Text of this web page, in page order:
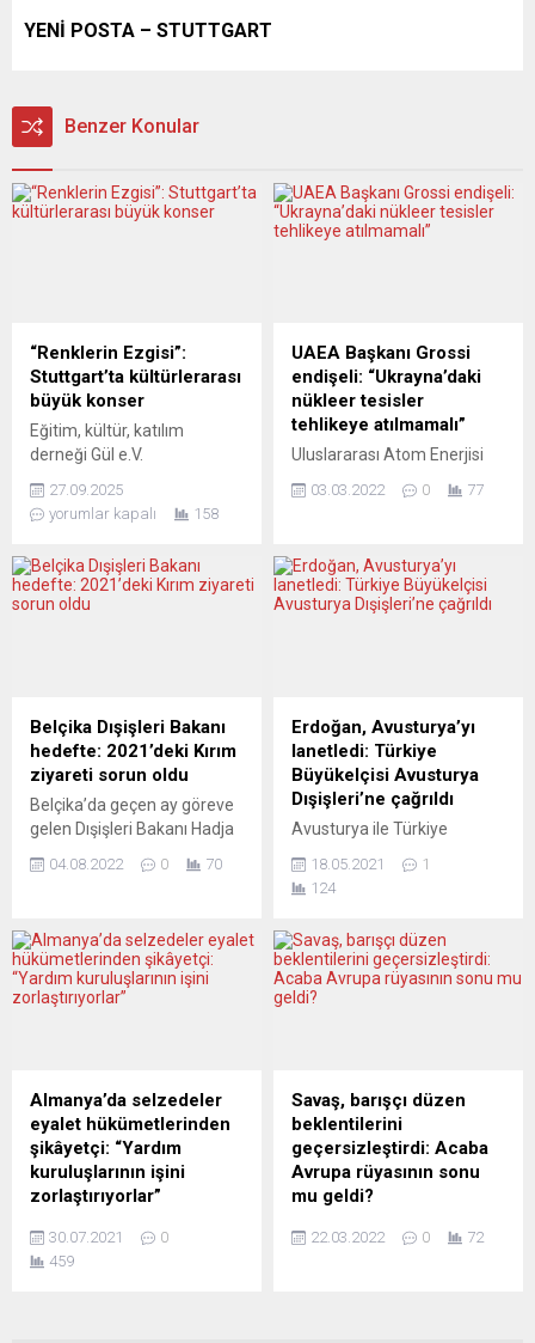
YENİ POSTA – STUTTGART
Benzer Konular
“Renklerin Ezgisi”:
Stuttgart’ta kültürlerarası
büyük konser
Eğitim, kültür, katılım
derneği Gül e.V.
unutulmaz bir müzik
akşamına davet ediyor.
Renklerin Ezgisi” başlığıyla
düzenlenen konser, farklı
Sosyal İşler, Sağlık ve
Uyum’dan sorumlu Belediye
Başkan Yardımcısı Dr.
Alexandra Sußmann’ın
himayesinde
gerçekleştirilecek. Konser,
Rudolf Steiner...
27.09.2025
yorumlar kapalı
158
UAEA Başkanı Grossi
endişeli: “Ukrayna’daki
nükleer tesisler
tehlikeye atılmamalı”
Uluslararası Atom Enerjisi
Rafael Mariano Grossi,
ve diğer radyoaktif
malzemelerin güvenliği ve
özel gündemiyle toplanan
UAEA Yönetim Kurulu
toplantısında konuştu.
Rusya-Ukrayna savaşı
nedeniyle Ukrayna’daki
nükleer ve radyoaktif
maddelerin emniyet...
03.03.2022 0 77
Belçika Dışişleri Bakanı
hedefte: 2021’deki Kırım
ziyareti sorun oldu
Belçika’da geçen ay göreve
gelen Dışişleri Bakanı Hadja
2021’de Rusya’nın verdiği
2014’te yasadışı şekilde
ilhak ettiği Kırım’a, Rusya’nın
verdiği vizeyle Rusya
göstermesinin ardından
Belçikalı bakan ilk kez konu
hakkında açıklama yaptı.
Belçikalı medya
kuruluşlarına...
04.08.2022 0 70
Erdoğan, Avusturya’yı
lanetledi: Türkiye
Büyükelçisi Avusturya
Dışişleri’ne çağrıldı
Avusturya ile Türkiye
“bayrak krizi”, yetkililer
arasında karşılıklı
Türkiye’nin Viyana
Büyükelçisi Ozan Ceyhun
Avusturya Dışişleri
gazetesinde gelişmeler
özetlendi. Türkiye
Cumhuriyeti
Cumhurbaşkanı Recep
Tayyip Erdoğan’ın yaptığı
açıklamalar üzerine
Türkiye’nin Viyana
18.05.2021
1
124
Almanya’da selzedeler
eyalet hükümetlerinden
şikâyetçi: “Yardım
kuruluşlarının işini
zorlaştırıyorlar”
büyük trajedisi” olarak
nitelendirilen sel
30.07.2021
0
459
Savaş, barışçı düzen
beklentilerini
geçersizleştirdi: Acaba
Avrupa rüyasının sonu
mu geldi?
savaşı, kesinleşmiş kanıları
22.03.2022 0 72